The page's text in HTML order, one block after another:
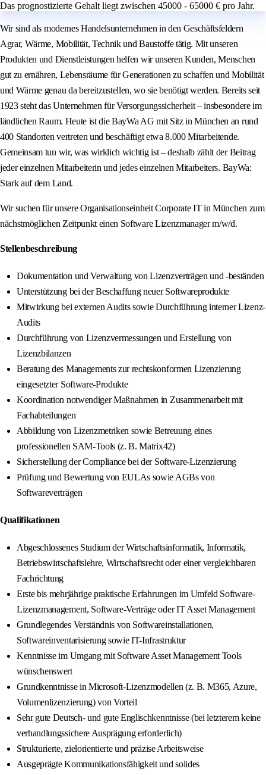
Das prognostizierte Gehalt liegt zwischen 45000 - 65000 € pro Jahr.
Wir sind als modernes Handelsunternehmen in den Geschäftsfeldern
Agrar, Wärme, Mobilität, Technik und Baustoffe tätig. Mit unseren
Produkten und Dienstleistungen helfen wir unseren Kunden, Menschen
gut zu ernähren, Lebensräume für Generationen zu schaffen und Mobilität
und Wärme genau da bereitzustellen, wo sie benötigt werden. Bereits seit
1923 steht das Unternehmen für Versorgungssicherheit – insbesondere im
ländlichen Raum. Heute ist die BayWa AG mit Sitz in München an rund
400 Standorten vertreten und beschäftigt etwa 8.000 Mitarbeitende.
Gemeinsam tun wir, was wirklich wichtig ist – deshalb zählt der Beitrag
jeder einzelnen Mitarbeiterin und jedes einzelnen Mitarbeiters. BayWa:
Stark auf dem Land.
Wir suchen für unsere Organisationseinheit Corporate IT in München zum
nächstmöglichen Zeitpunkt einen Software Lizenzmanager m/w/d.
Stellenbeschreibung
Dokumentation und Verwaltung von Lizenzverträgen und -beständen
Unterstützung bei der Beschaffung neuer Softwareprodukte
Mitwirkung bei externen Audits sowie Durchführung interner Lizenz-
Audits
Durchführung von Lizenzvermessungen und Erstellung von
Lizenzbilanzen
Beratung des Managements zur rechtskonformen Lizenzierung
eingesetzter Software-Produkte
Koordination notwendiger Maßnahmen in Zusammenarbeit mit
Fachabteilungen
Abbildung von Lizenzmetriken sowie Betreuung eines
professionellen SAM-Tools (z. B. Matrix42)
Sicherstellung der Compliance bei der Software-Lizenzierung
Prüfung und Bewertung von EULAs sowie AGBs von
Softwareverträgen
Qualifikationen
Abgeschlossenes Studium der Wirtschaftsinformatik, Informatik,
Betriebswirtschaftslehre, Wirtschaftsrecht oder einer vergleichbaren
Fachrichtung
Erste bis mehrjährige praktische Erfahrungen im Umfeld Software-
Lizenzmanagement, Software-Verträge oder IT Asset Management
Grundlegendes Verständnis von Softwareinstallationen,
Softwareinventarisierung sowie IT-Infrastruktur
Kenntnisse im Umgang mit Software Asset Management Tools
wünschenswert
Grundkenntnisse in Microsoft-Lizenzmodellen (z. B. M365, Azure,
Volumenlizenzierung) von Vorteil
Sehr gute Deutsch- und gute Englischkenntnisse (bei letzterem keine
verhandlungssichere Ausprägung erforderlich)
Strukturierte, zielorientierte und präzise Arbeitsweise
Ausgeprägte Kommunikationsfähigkeit und solides